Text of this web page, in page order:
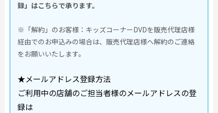
録」はこちらで承ります。
※「解約」のお客様：キッズコーナーDVDを販売代理店様
経由でのお申込みの場合は、販売代理店様へ解約のご連絡
をお願いいたします。
★メールアドレス登録方法
ご利用中の店舗のご担当者様のメールアドレスの登
録は